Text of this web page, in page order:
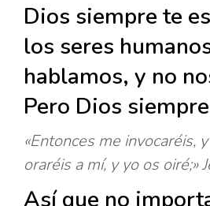
Dios siempre te
los seres
hablamos, y no
Pero Dios
«Entonces me invocaréis,
oraréis a mí, y yo os oiré;»
Así que no